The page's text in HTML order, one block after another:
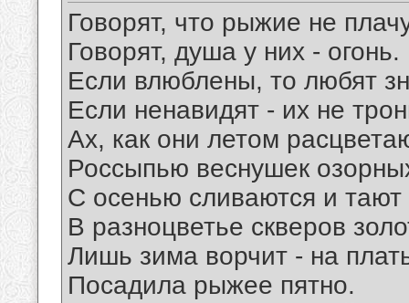
Говорят, что рыжие не
Говорят, душа у них - огонь.
Если влюблены, то любят
Если ненавидят - их не
Ах, как они летом
Россыпью веснушек
С осенью сливаются и тают
В разноцветье скверов
Лишь зима ворчит - на
Посадила рыжее пятно.